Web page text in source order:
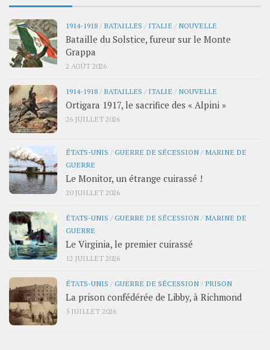
1914-1918 / BATAILLES / ITALIE / NOUVELLE
Bataille du Solstice, fureur sur le Monte
Grappa
2 AOÛT 2026
1914-1918 / BATAILLES / ITALIE / NOUVELLE
Ortigara 1917, le sacrifice des « Alpini »
26 JUILLET 2026
ÉTATS-UNIS /GUERRE DE SÉCESSION / MARINE DE
GUERRE
Le Monitor, un étrange cuirassé !
20 JUILLET 2026
ÉTATS-UNIS /GUERRE DE SÉCESSION / MARINE DE
GUERRE
Le Virginia, le premier cuirassé
12 JUILLET 2026
ÉTATS-UNIS /GUERRE DE SÉCESSION / PRISON
La prison confédérée de Libby, à Richmond
5 JUILLET 2026